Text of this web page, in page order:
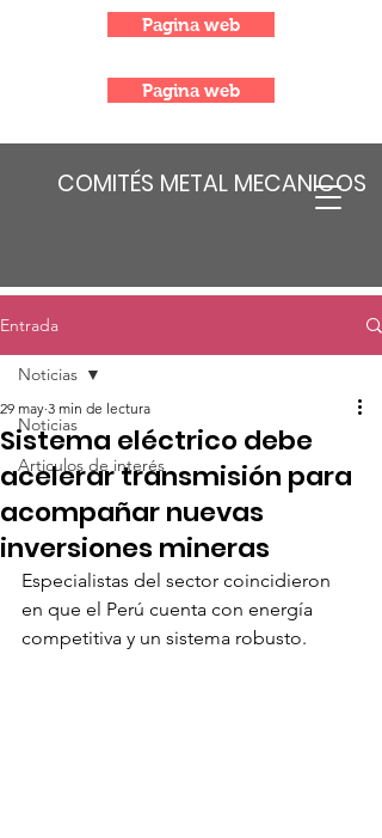
COMITÉS METAL MECANICOS
Pagina web
Pagina web
Entrada
Noticias
Articulos de interés
Noticias
Sistema eléctrico debe
acelerar transmisión para
acompañar nuevas
inversiones mineras
29 may 3 min de lectura
Especialistas del sector coincidieron
en que el Perú cuenta con energía
competitiva y un sistema robusto.